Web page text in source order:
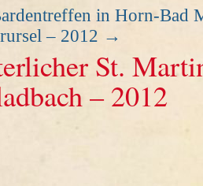
in Horn-Bad
– 2012 →
St.
– 2012